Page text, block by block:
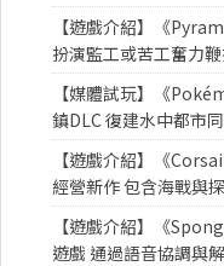
【遊戲介紹】《
扮演監工或苦工奮力
【媒體試玩】《
鎮DLC 復建水中都市
【遊戲介紹】《
經營新作 包含海戰與
【遊戲介紹】《
遊戲 通過語音協調與